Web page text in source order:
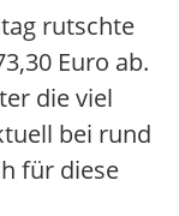
rutschte
Euro ab.
die viel
bei rund
für diese